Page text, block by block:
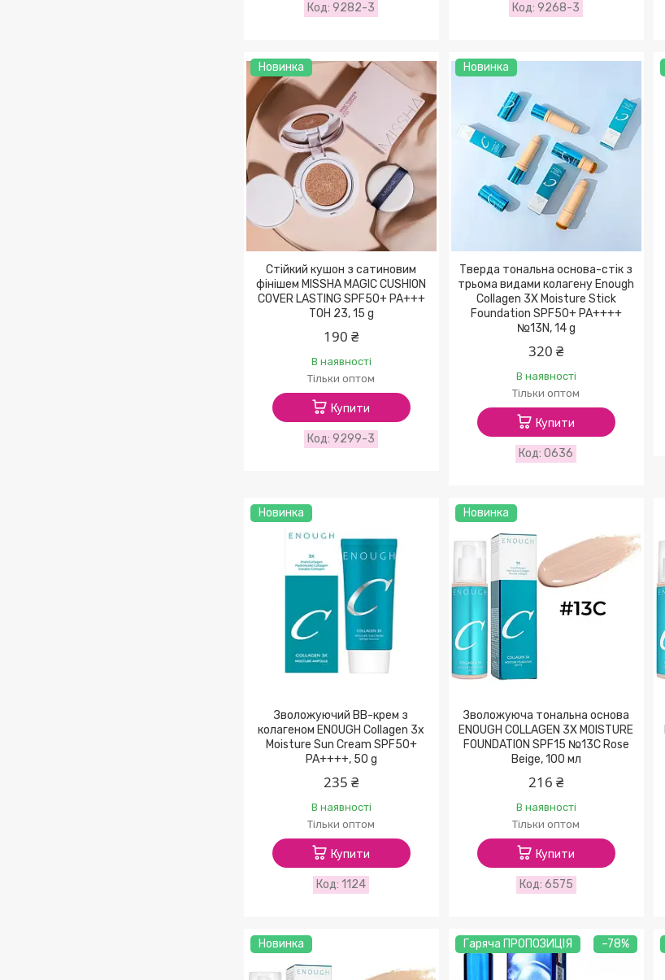
9282-3 9268-3
Новинка
Стійкий кушон з сатиновим
фінішем MISSHA MAGIC CUSHION
COVER LASTING SPF50+ PA+++
ТОН 23, 15 g
190 ₴
В наявності
Тільки оптом
Купити
9299-3
Новинка
Тверда тональна основа-стік з
трьома видами колагену Enough
Collagen 3X Moisture Stick
Foundation SPF50+ PA++++
№13N, 14 g
320 ₴
В наявності
Тільки оптом
Купити
0636
Новинка
Зволожуючий ВВ-крем з
колагеном ENOUGH Collagen 3x
Moisture Sun Cream SPF50+
PA++++, 50 g
235 ₴
В наявності
Тільки оптом
Купити
1124
Новинка
Зволожуюча тональна основа
ENOUGH COLLAGEN 3X MOISTURE
FOUNDATION SPF15 №13C Rose
Beige, 100 мл
216 ₴
В наявності
Тільки оптом
Купити
6575
Новинка Гаряча ПРОПОЗИЦІЯ –78%